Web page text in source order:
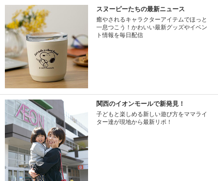
スヌーピーたちの最新ニュース
癒やされるキャラクターアイテムでほっと
一息つこう！かわいい最新グッズやイベン
ト情報を毎日配信
関西のイオンモールで新発見！
子どもと楽しめる新しい遊び方をママライ
ター達が現地から最新リポ！